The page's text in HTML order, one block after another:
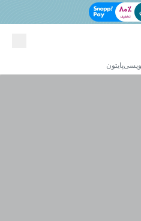
پایتون